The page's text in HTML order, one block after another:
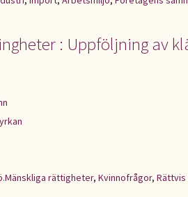
: Uppföljning av
rättigheter, Kvinnofrågor, Rättvis